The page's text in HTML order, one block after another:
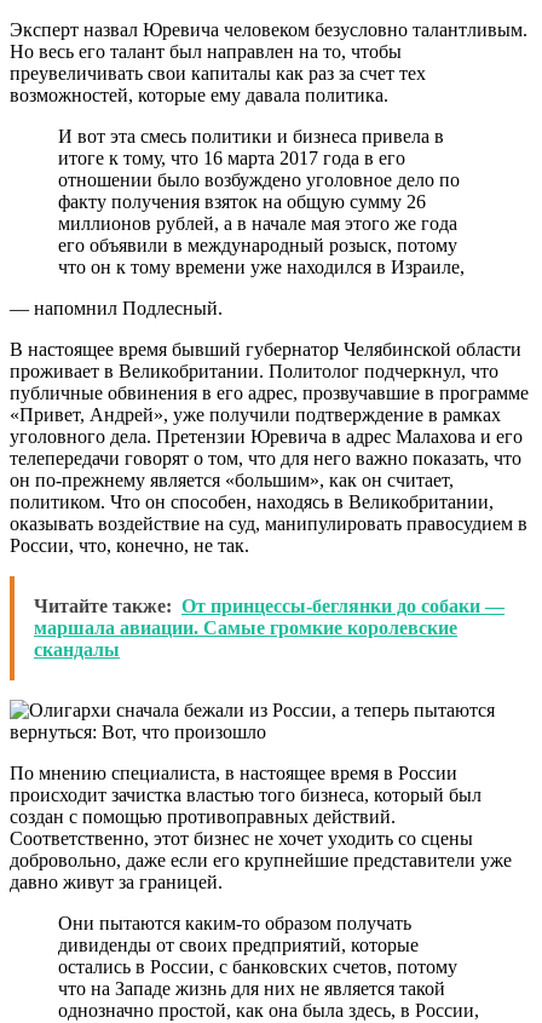
Эксперт назвал Юревича человеком безусловно талантливым.
Но весь его талант был направлен на то, чтобы
преувеличивать свои капиталы как раз за счет тех
возможностей, которые ему давала политика.
И вот эта смесь политики и бизнеса привела в
итоге к тому, что 16 марта 2017 года в его
отношении было возбуждено уголовное дело по
факту получения взяток на общую сумму 26
миллионов рублей, а в начале мая этого же года
его объявили в международный розыск, потому
что он к тому времени уже находился в Израиле,
— напомнил Подлесный.
В настоящее время бывший губернатор Челябинской области
проживает в Великобритании. Политолог подчеркнул, что
публичные обвинения в его адрес, прозвучавшие в программе
«Привет, Андрей», уже получили подтверждение в рамках
уголовного дела. Претензии Юревича в адрес Малахова и его
телепередачи говорят о том, что для него важно показать, что
он по-прежнему является «большим», как он считает,
политиком. Что он способен, находясь в Великобритании,
оказывать воздействие на суд, манипулировать правосудием в
России, что, конечно, не так.
Читайте также: От принцессы-беглянки до собаки —
маршала авиации. Самые громкие королевские
скандалы
По мнению специалиста, в настоящее время в России
происходит зачистка властью того бизнеса, который был
создан с помощью противоправных действий.
Соответственно, этот бизнес не хочет уходить со сцены
добровольно, даже если его крупнейшие представители уже
давно живут за границей.
Они пытаются каким-то образом получать
дивиденды от своих предприятий, которые
остались в России, с банковских счетов, потому
что на Западе жизнь для них не является такой
однозначно простой, как она была здесь, в России,